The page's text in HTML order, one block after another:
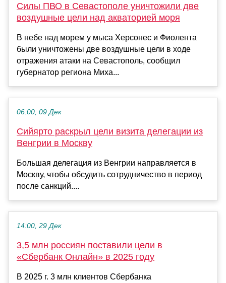
Силы ПВО в Севастополе уничтожили две
воздушные цели над акваторией моря
В небе над морем у мыса Херсонес и Фиолента
были уничтожены две воздушные цели в ходе
отражения атаки на Севастополь, сообщил
губернатор региона Миха...
06:00, 09 Дек
Сийярто раскрыл цели визита делегации из
Венгрии в Москву
Большая делегация из Венгрии направляется в
Москву, чтобы обсудить сотрудничество в период
после санкций....
14:00, 29 Дек
3,5 млн россиян поставили цели в
«Сбербанк Онлайн» в 2025 году
В 2025 г. 3 млн клиентов Сбербанка